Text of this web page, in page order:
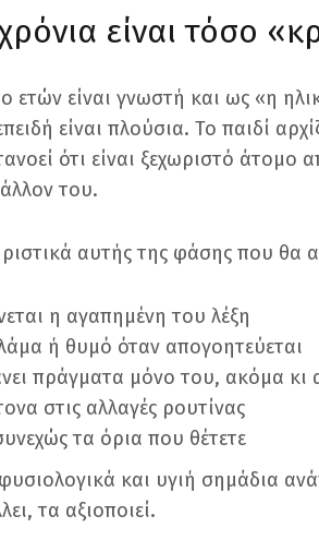
είναι τόσο
ετών είναι γνωστή και ως «η
είναι πλούσια. Το παιδί
ότι είναι ξεχωριστό άτομο
του.
αυτής της φάσης που θα
η αγαπημένη του λέξη
ή θυμό όταν απογοητεύεται
πράγματα μόνο του, ακόμα κι
στις αλλαγές ρουτίνας
τα όρια που θέτετε
και υγιή σημάδια
τα αξιοποιεί.